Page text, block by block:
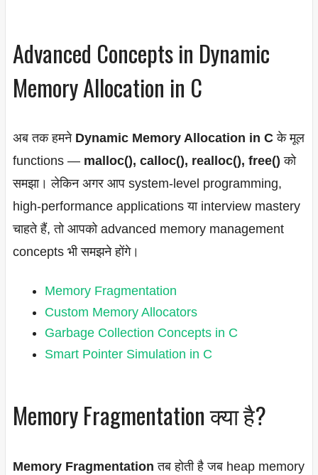
Advanced Concepts in Dynamic
Memory Allocation in C
अब तक हमने Dynamic Memory Allocation in Cके मूल
functions — malloc(), calloc(), realloc(), free() को
समझा। लेकिन अगर आप system-level programming,
high-performance applications या interview mastery
चाहते हैं, तो आपको advanced memory management
concepts भी समझने होंगे।
Memory Fragmentation
Custom Memory Allocators
Garbage Collection Concepts in C
Smart Pointer Simulation in C
Memory Fragmentation क्या है?
Memory Fragmentation तब होती है जब heap memory